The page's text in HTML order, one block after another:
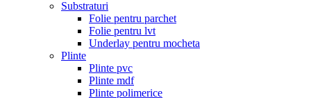
Substraturi
Folie pentru parchet
Folie pentru lvt
Underlay pentru mocheta
Plinte
Plinte pvc
Plinte mdf
Plinte polimerice